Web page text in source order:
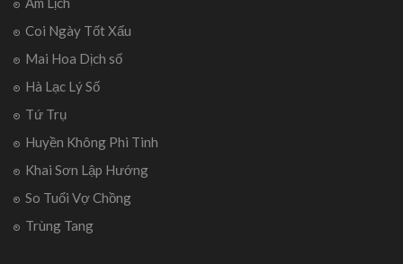
Coi Ngày Tốt Xấu
Mai Hoa Dịch số
Hà Lạc Lý Số
Tứ Trụ
Huyền Không Phi Tinh
Khai Sơn Lập Hướng
So Tuổi Vợ Chồng
Trùng Tang